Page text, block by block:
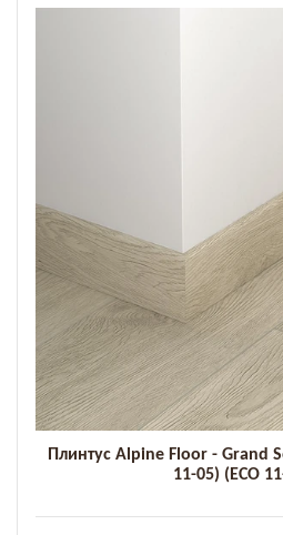
Плинтус Alpine Floor - Grand
11-05) (ECO